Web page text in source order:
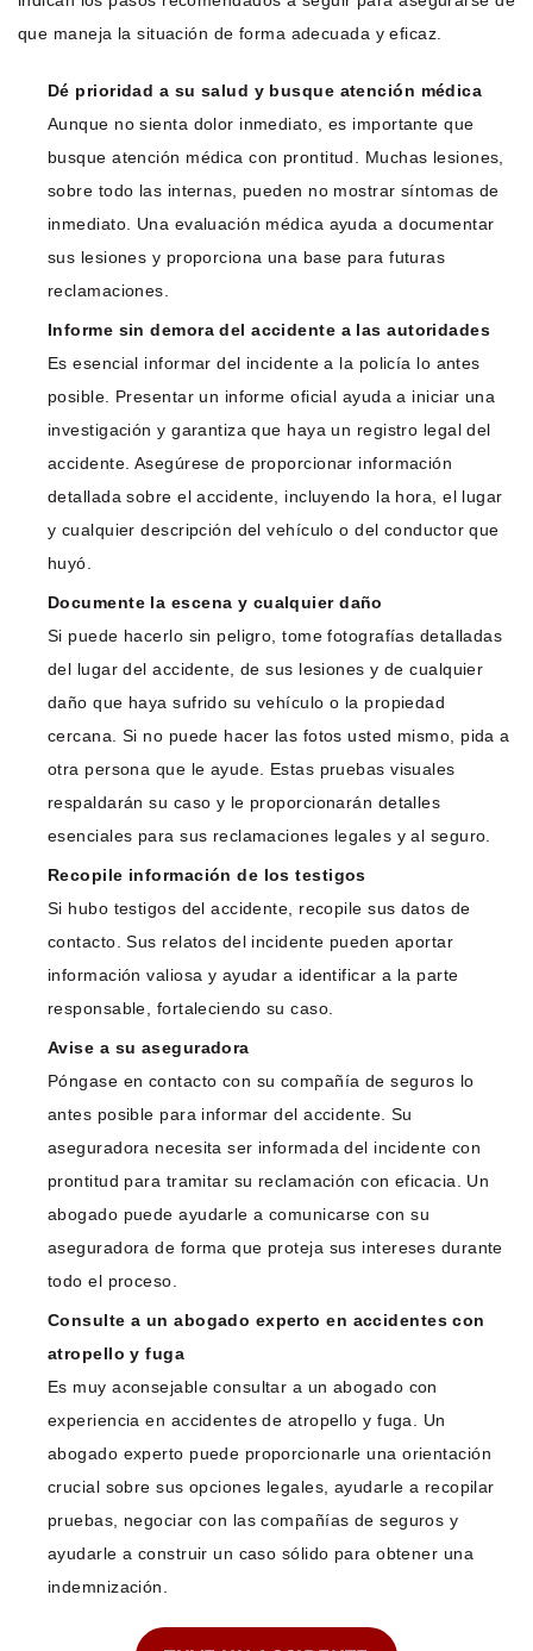
que maneja la situación de forma adecuada y eficaz.
Dé prioridad a su salud y busque atención médica
Aunque no sienta dolor inmediato, es importante que
busque atención médica con prontitud. Muchas lesiones,
sobre todo las internas, pueden no mostrar síntomas de
inmediato. Una evaluación médica ayuda a documentar
sus lesiones y proporciona una base para futuras
reclamaciones.
Informe sin demora del accidente a las autoridades
Es esencial informar del incidente a la policía lo antes
posible. Presentar un informe oficial ayuda a iniciar una
investigación y garantiza que haya un registro legal del
accidente. Asegúrese de proporcionar información
detallada sobre el accidente, incluyendo la hora, el lugar
y cualquier descripción del vehículo o del conductor que
huyó.
Documente la escena y cualquier daño
Si puede hacerlo sin peligro, tome fotografías detalladas
del lugar del accidente, de sus lesiones y de cualquier
daño que haya sufrido su vehículo o la propiedad
cercana. Si no puede hacer las fotos usted mismo, pida a
otra persona que le ayude. Estas pruebas visuales
respaldarán su caso y le proporcionarán detalles
esenciales para sus reclamaciones legales y al seguro.
Recopile información de los testigos
Si hubo testigos del accidente, recopile sus datos de
contacto. Sus relatos del incidente pueden aportar
información valiosa y ayudar a identificar a la parte
responsable, fortaleciendo su caso.
Avise a su aseguradora
Póngase en contacto con su compañía de seguros lo
antes posible para informar del accidente. Su
aseguradora necesita ser informada del incidente con
prontitud para tramitar su reclamación con eficacia. Un
abogado puede ayudarle a comunicarse con su
aseguradora de forma que proteja sus intereses durante
todo el proceso.
Consulte a un abogado experto en accidentes con
atropello y fuga
Es muy aconsejable consultar a un abogado con
experiencia en accidentes de atropello y fuga. Un
abogado experto puede proporcionarle una orientación
crucial sobre sus opciones legales, ayudarle a recopilar
pruebas, negociar con las compañías de seguros y
ayudarle a construir un caso sólido para obtener una
indemnización.